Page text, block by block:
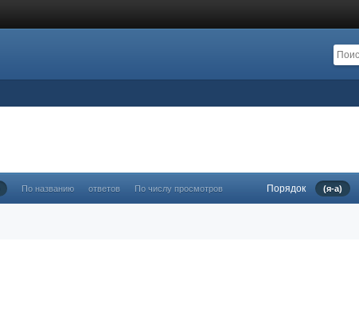
По названию ответов По числу просмотров Порядок (я-а)